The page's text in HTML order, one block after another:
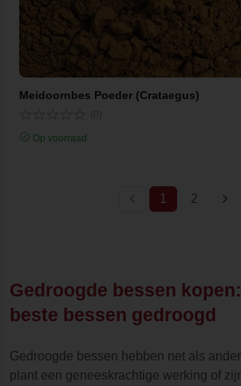
Meidoornbes Poeder (Crataegus)
Op voorraad
1 (current)
2
Gedroogde bessen
beste bessen gedroogd
Gedroogde bessen hebben net als
plant een geneeskrachtige werking of